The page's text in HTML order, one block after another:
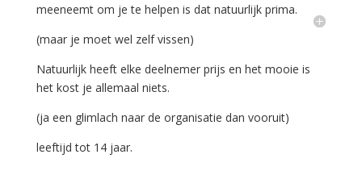
meeneemt om je te helpen is dat natuurlijk prima.
(maar je moet wel zelf vissen)
Natuurlijk heeft elke deelnemer prijs en het mooie is
het kost je allemaal niets.
(ja een glimlach naar de organisatie dan vooruit)
leeftijd tot 14 jaar.